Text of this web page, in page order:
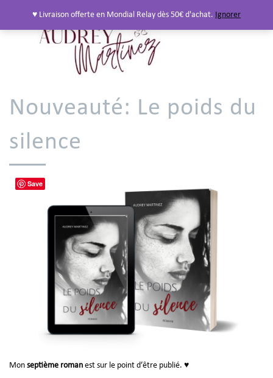
Nouveauté: Le poids du
silence
Mon septième roman est sur le point d’être publié. ♥
♥ Livraison offerte en Mondial Relay dès 50€ d'achat. Ignorer
Save